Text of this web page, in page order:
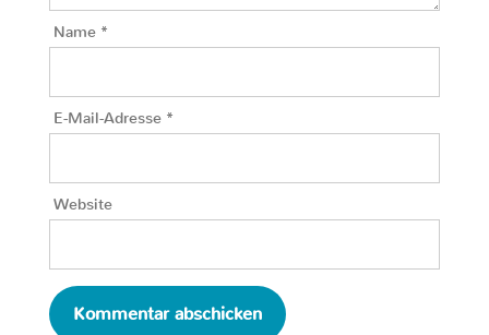
Name *
E-Mail-Adresse *
Website